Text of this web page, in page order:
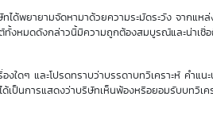
ด้พยายามจัดหามาด้วยความระมัดระวัง จากแห
งหมดดังกล่าวนี้มีความถูกต้องสมบูรณ์และน่าเชื่
ใดๆ และโปรดทราบว่าบรรดาบทวิเคราะห์ คำแ
ป็นการแสดงว่าบริษัทเห็นพ้องหรือยอมรับบทวิเ